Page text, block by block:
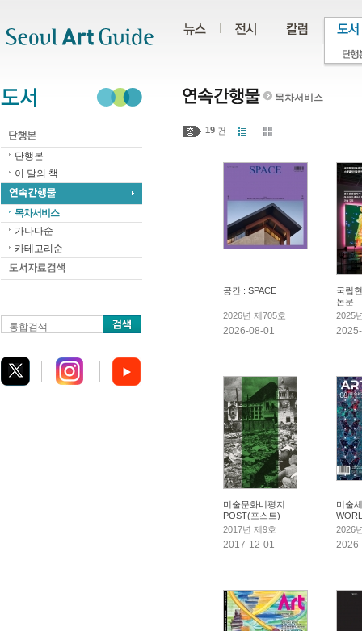
단행본
이 달의 책
목차서비스
가나다순
카테고리순
통합검색
목차서비스
19 건
공간 : SPACE
2026년 제705호
2026-08-01
국립
논문
2025
현대
미술문화비평지
POST(포스트)
2017년 제9호
2017-12-01
미술
2026